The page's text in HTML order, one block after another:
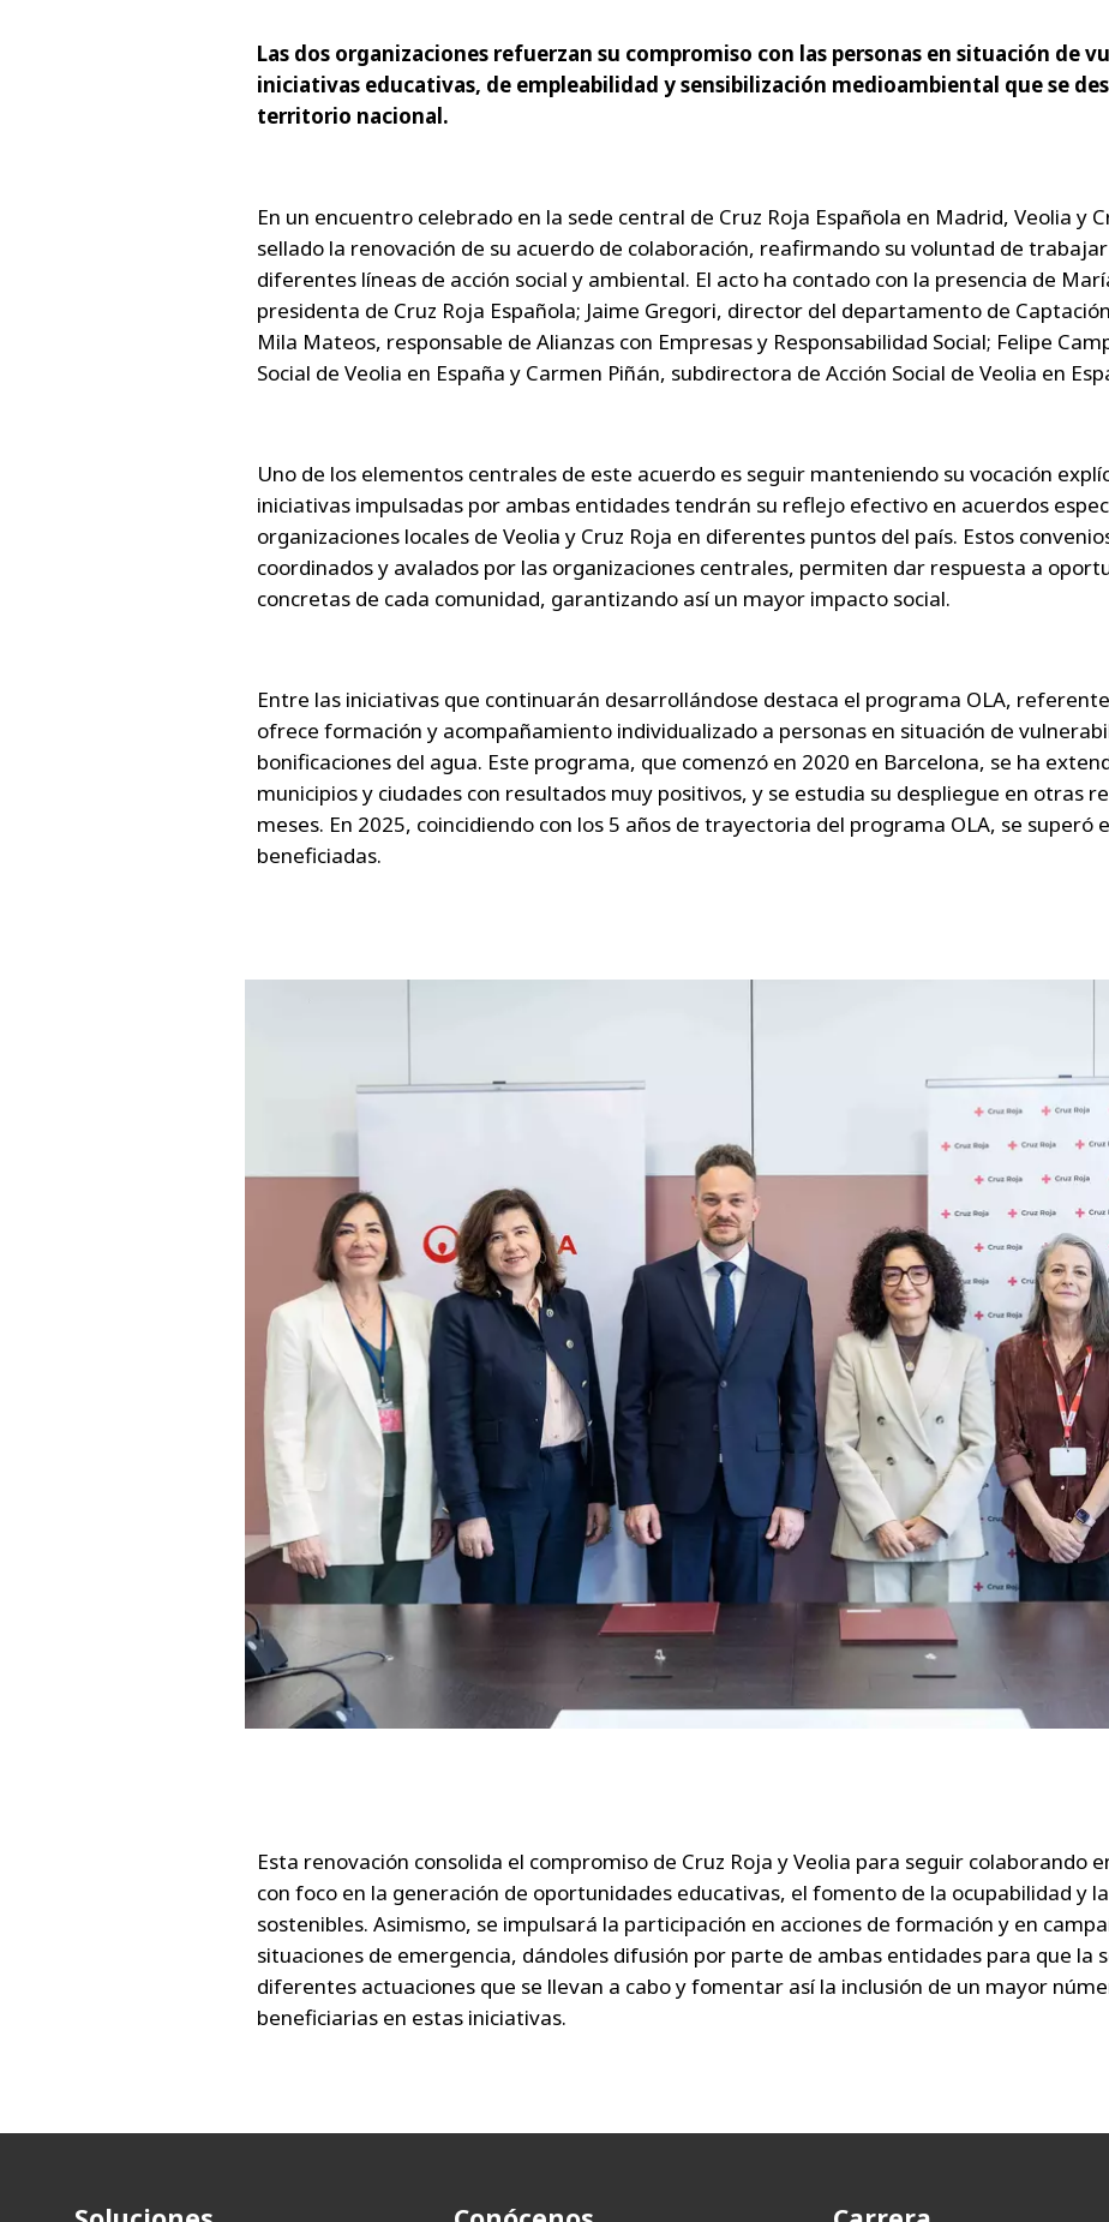
Las dos organizaciones refuerzan su compromiso con las personas en situación de
iniciativas educativas, de empleabilidad y sensibilización medioambiental que se
territorio nacional.
En un encuentro celebrado en la sede central de Cruz Roja Española en Madrid, Veolia y
sellado la renovación de su acuerdo de colaboración, reafirmando su voluntad de
diferentes líneas de acción social y ambiental. El acto ha contado con la presencia de
presidenta de Cruz Roja Española; Jaime Gregori, director del departamento de
Mila Mateos, responsable de Alianzas con Empresas y Responsabilidad Social; Felipe
Social de Veolia en España y Carmen Piñán, subdirectora de Acción Social de Veolia en
Uno de los elementos centrales de este acuerdo es seguir manteniendo su vocación
iniciativas impulsadas por ambas entidades tendrán su reflejo efectivo en acuerdos
organizaciones locales de Veolia y Cruz Roja en diferentes puntos del país. Estos
coordinados y avalados por las organizaciones centrales, permiten dar respuesta a
concretas de cada comunidad, garantizando así un mayor impacto social.
Entre las iniciativas que continuarán desarrollándose destaca el programa OLA,
ofrece formación y acompañamiento individualizado a personas en situación de
bonificaciones del agua. Este programa, que comenzó en 2020 en Barcelona, se ha
municipios y ciudades con resultados muy positivos, y se estudia su despliegue en otras
meses. En 2025, coincidiendo con los 5 años de trayectoria del programa OLA, se superó
beneficiadas.
Esta renovación consolida el compromiso de Cruz Roja y Veolia para seguir colaborando
con foco en la generación de oportunidades educativas, el fomento de la ocupabilidad y
sostenibles. Asimismo, se impulsará la participación en acciones de formación y en
situaciones de emergencia, dándoles difusión por parte de ambas entidades para que la
diferentes actuaciones que se llevan a cabo y fomentar así la inclusión de un mayor
beneficiarias en estas iniciativas.